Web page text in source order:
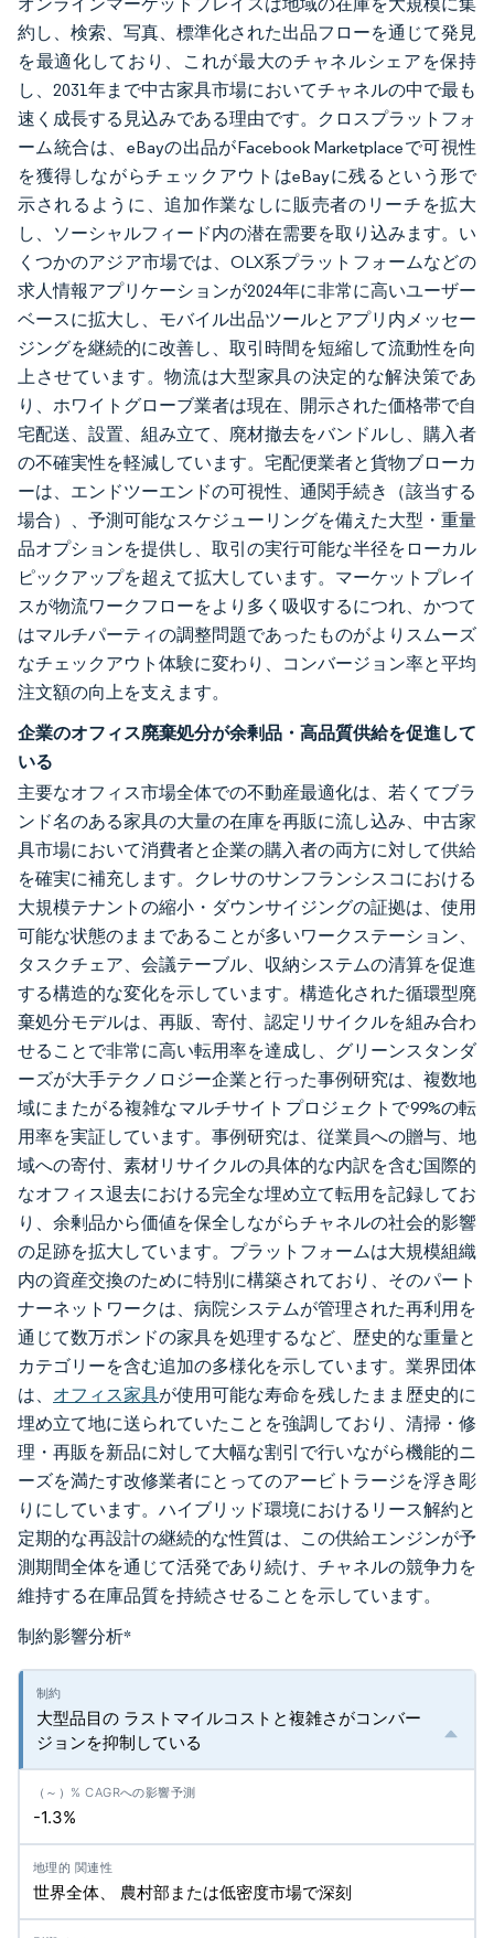
約し、検索、写真、標準化された出品フローを通じて発見
を最適化しており、これが最大のチャネルシェアを保持
し、2031年まで中古家具市場においてチャネルの中で最も
速く成長する見込みである理由です。クロスプラットフォ
ーム統合は、eBayの出品がFacebook Marketplaceで可視性
を獲得しながらチェックアウトはeBayに残るという形で
示されるように、追加作業なしに販売者のリーチを拡大
し、ソーシャルフィード内の潜在需要を取り込みます。い
くつかのアジア市場では、OLX系プラットフォームなどの
求人情報アプリケーションが2024年に非常に高いユーザー
ベースに拡大し、モバイル出品ツールとアプリ内メッセー
ジングを継続的に改善し、取引時間を短縮して流動性を向
上させています。物流は大型家具の決定的な解決策であ
り、ホワイトグローブ業者は現在、開示された価格帯で自
宅配送、設置、組み立て、廃材撤去をバンドルし、購入者
の不確実性を軽減しています。宅配便業者と貨物ブローカ
ーは、エンドツーエンドの可視性、通関手続き（該当する
場合）、予測可能なスケジューリングを備えた大型・重量
品オプションを提供し、取引の実行可能な半径をローカル
ピックアップを超えて拡大しています。マーケットプレイ
スが物流ワークフローをより多く吸収するにつれ、かつて
はマルチパーティの調整問題であったものがよりスムーズ
なチェックアウト体験に変わり、コンバージョン率と平均
注文額の向上を支えます。
企業のオフィス廃棄処分が余剰品・高品質供給を促進して
いる
主要なオフィス市場全体での不動産最適化は、若くてブラ
ンド名のある家具の大量の在庫を再販に流し込み、中古家
具市場において消費者と企業の購入者の両方に対して供給
を確実に補充します。クレサのサンフランシスコにおける
大規模テナントの縮小・ダウンサイジングの証拠は、使用
可能な状態のままであることが多いワークステーション、
タスクチェア、会議テーブル、収納システムの清算を促進
する構造的な変化を示しています。構造化された循環型廃
棄処分モデルは、再販、寄付、認定リサイクルを組み合わ
せることで非常に高い転用率を達成し、グリーンスタンダ
ーズが大手テクノロジー企業と行った事例研究は、複数地
域にまたがる複雑なマルチサイトプロジェクトで99%の転
用率を実証しています。事例研究は、従業員への贈与、地
域への寄付、素材リサイクルの具体的な内訳を含む国際的
なオフィス退去における完全な埋め立て転用を記録してお
り、余剰品から価値を保全しながらチャネルの社会的影響
の足跡を拡大しています。プラットフォームは大規模組織
内の資産交換のために特別に構築されており、そのパート
ナーネットワークは、病院システムが管理された再利用を
通じて数万ポンドの家具を処理するなど、歴史的な重量と
カテゴリーを含む追加の多様化を示しています。業界団体
は、 オフィス家具が使用可能な寿命を残したまま歴史的に
埋め立て地に送られていたことを強調しており、清掃・修
理・再販を新品に対して大幅な割引で行いながら機能的ニ
ーズを満たす改修業者にとってのアービトラージを浮き彫
りにしています。ハイブリッド環境におけるリース解約と
定期的な再設計の継続的な性質は、この供給エンジンが予
測期間全体を通じて活発であり続け、チャネルの競争力を
維持する在庫品質を持続させることを示しています。
制約影響分析*
大型品目の ラストマイルコストと複雑さがコンバー
ジョンを抑制している
-1.3%
世界全体、 農村部または低密度市場で深刻